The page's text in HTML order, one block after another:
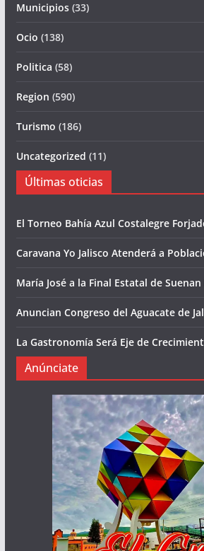
Municipios(33)
Ocio (138)
Politica (58)
Region (590)
Turismo (186)
Uncategorized (11)
Últimas oticias
El Torneo Bahía Azul Costalegre
Caravana Yo Jalisco Atenderá a
María José a la Final Estatal de
Anuncian Congreso del Aguacate de
La Gastronomía Será Eje de
Anúnciate